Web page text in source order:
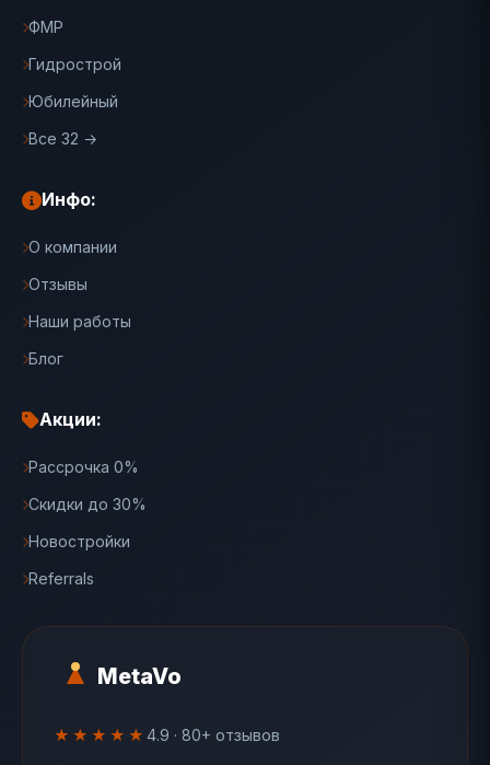
MetaVo
★★★★★ 4.9 · 80+ отзывов
ФМР
Гидрострой
Юбилейный
Все 32 →
Инфо:
О компании
Отзывы
Наши работы
Блог
Акции:
Рассрочка 0%
Скидки до 30%
Новостройки
Referrals